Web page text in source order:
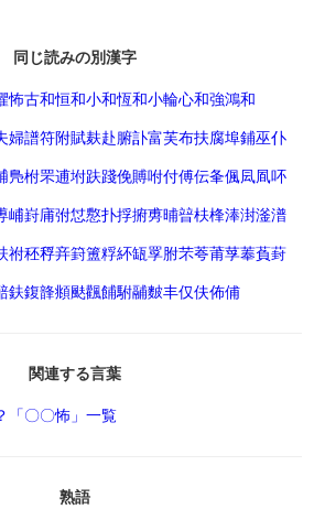
同じ読みの別漢字
怖古和恒和小和恆和小輪心和強鴻和
婦譜符附賦麸赴腑訃富芙布扶腐埠鋪巫仆
鳬柎罘逋坿趺踐俛賻咐付傅伝夆偑凨凮吥
峬崶庯弣怤懯扑捊捬旉晡暜枎桻淎湗滏潽
祔秠稃竎篈簠粰紑缻罦胕芣荂莆莩菶萯葑
鈇鍑韸頫颫飌餔駙鬴麬丰仅伕佈俌
関連する言葉
「〇〇怖」一覧
熟語